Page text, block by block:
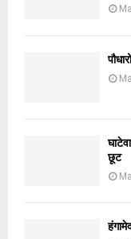
छूट